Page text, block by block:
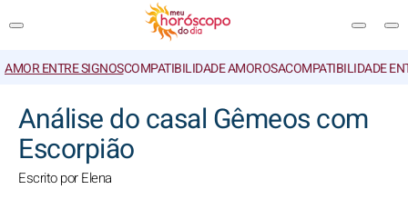
AMOR ENTRE SIGNOSCOMPATIBILIDADE AMOROSACOMPATIBILIDADE
Análise do casal Gêmeos com
Escorpião
Escrito por Elena